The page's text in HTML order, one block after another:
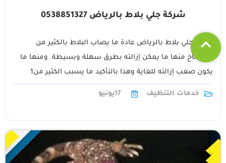
شركة جلي بلاط بالرياض 0538851327
شركة جلي بلاط بالرياض عادة ما يصاب البلاط بالكثير من
الأوساخ منها ما يمكن إزالته بطرق سهلة وبسيطة. ومنها ما
يكون صعب إزالته للغاية وهذا بالتأكيد ما يسبب الكثير من1
خدمات التنظيف 17يونيو